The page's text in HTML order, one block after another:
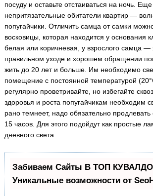
посуду и оставьте отстаиваться на ночь.
непритязательные обитатели квартир —
попугайчики. Отличить самца от самки
восковицы, которая находится у основания
белая или коричневая, у взрослого самца
правильном уходе и хорошем обращении
жить до 20 лет и больше. Им необходимо
помещение с постоянной температурой
регулярно проветривайте, но избегайте
здоровья и роста попугайчикам необходим
рано темнеет, надо обязательно продлевать
15 часов. Для этого подойдут как простые
дневного света.
Забиваем Сайты В ТОП
Уникальные возможности от